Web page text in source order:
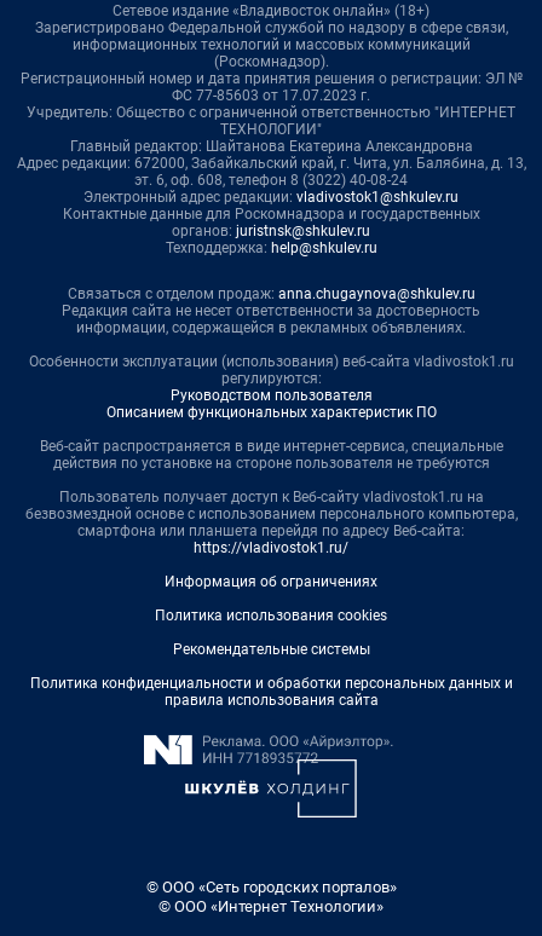
Сетевое издание «Владивосток онлайн» (18+)
Зарегистрировано Федеральной службой по надзору в сфере связи,
информационных технологий и массовых коммуникаций
(Роскомнадзор).
Регистрационный номер и дата принятия решения о регистрации: ЭЛ №
ФС 77-85603 от 17.07.2023 г.
Учредитель: Общество с ограниченной ответственностью "ИНТЕРНЕТ
ТЕХНОЛОГИИ"
Главный редактор: Шайтанова Екатерина Александровна
Адрес редакции: 672000, Забайкальский край, г. Чита, ул. Балябина, д. 13,
эт. 6, оф. 608, телефон 8 (3022) 40-08-24
Электронный адрес редакции: vladivostok1@shkulev.ru
Контактные данные для Роскомнадзора и государственных
органов: juristnsk@shkulev.ru
Техподдержка: help@shkulev.ru
Связаться с отделом продаж: anna.chugaynova@shkulev.ru
Редакция сайта не несет ответственности за достоверность
информации, содержащейся в рекламных объявлениях.
Особенности эксплуатации (использования) веб-сайта vladivostok1.ru
регулируются:
Руководством пользователя
Описанием функциональных характеристик ПО
Веб-сайт распространяется в виде интернет-сервиса, специальные
действия по установке на стороне пользователя не требуются
Пользователь получает доступ к Веб-сайту vladivostok1.ru на
безвозмездной основе с использованием персонального компьютера,
смартфона или планшета перейдя по адресу Веб-сайта:
https://vladivostok1.ru/
Информация об ограничениях
Политика использования cookies
Рекомендательные системы
Политика конфиденциальности и обработки персональных данных и
правила использования сайта
© ООО «Сеть городских порталов»
© ООО «Интернет Технологии»